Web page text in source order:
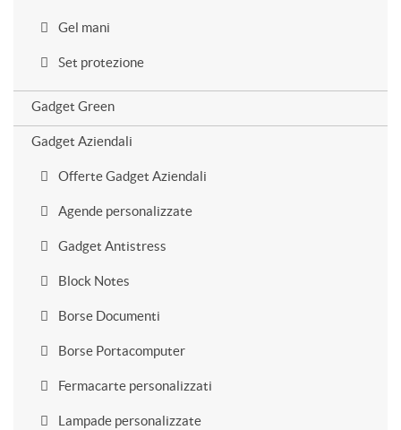
Gel mani
Set protezione
Gadget Green
Gadget Aziendali
Offerte Gadget Aziendali
Agende personalizzate
Gadget Antistress
Block Notes
Borse Documenti
Borse Portacomputer
Fermacarte personalizzati
Lampade personalizzate